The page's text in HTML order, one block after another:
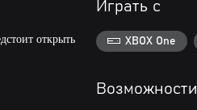
открыть
Играть с
XBOX One
Возможности